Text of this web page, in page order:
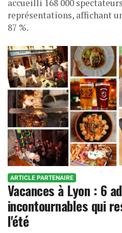
accueilli 168 000
représentations, affichant
87 %.
ARTICLE PARTENAIRE
Vacances à Lyon : 6
incontournables qui
l'été